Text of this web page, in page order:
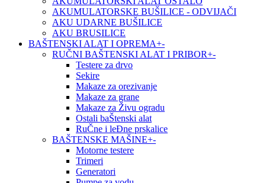
AKUMULATORSKE BUŠILICE - ODVIJAČI
AKU UDARNE BUŠILICE
AKU BRUSILICE
BAŠTENSKI ALAT I OPREMA+-
RUČNI BAŠTENSKI ALAT I PRIBOR+-
Testere za drvo
Sekire
Makaze za orezivanje
Makaze za grane
Makaze za Živu ogradu
Ostali baŠtenski alat
RuČne i leĐne prskalice
BAŠTENSKE MAŠINE+-
Motorne testere
Trimeri
Generatori